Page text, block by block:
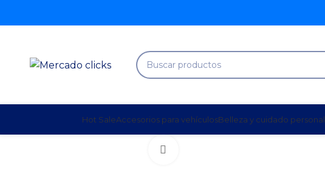
Hot SaleAccesorios para vehículosBelleza y cuidado personal